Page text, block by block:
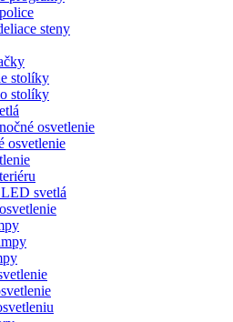
steny
stolíky
stolíky
osvetlenie
osvetlenie
svetlá